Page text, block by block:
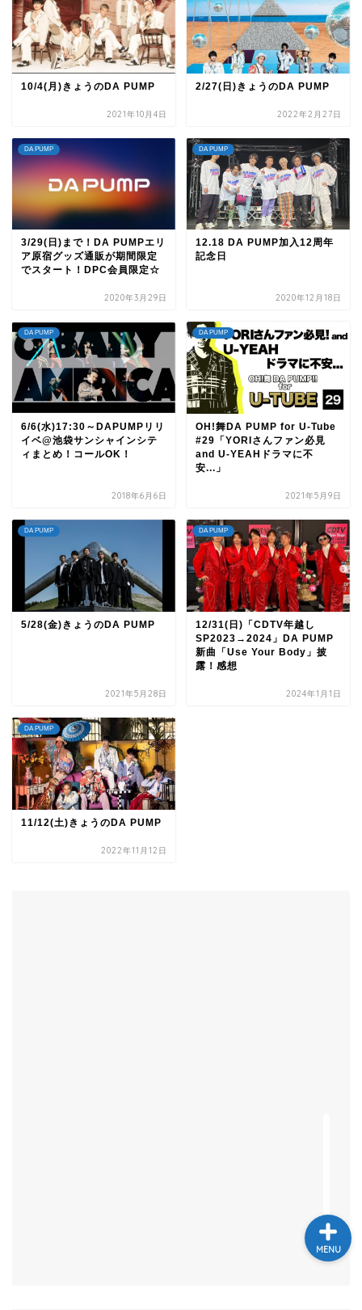
10/4(月)きょうのDA PUMP
2021年10月4日
2/27(日)きょうのDA PUMP
2022年2月27日
DA PUMP
3/29(日)まで！DA PUMPエリ
ア原宿グッズ通販が期間限定
でスタート！DPC会員限定☆
2020年3月29日
DA PUMP
12.18 DA PUMP加入12周年
記念日
2020年12月18日
DA PUMP
6/6(水)17:30～DAPUMPリリ
イベ@池袋サンシャインシテ
ィまとめ！コールOK！
2018年6月6日
DA PUMP
OH!舞DA PUMP for U-Tube
#29「YORIさんファン必見
and U-YEAHドラマに不
安...」
2021年5月9日
DA PUMP
5/28(金)きょうのDA PUMP
2021年5月28日
DA PUMP
12/31(日)「CDTV年越し
SP2023→2024」DA PUMP
新曲「Use Your Body」披
露！感想
2024年1月1日
DA PUMP
11/12(土)きょうのDA PUMP
2022年11月12日
MENU